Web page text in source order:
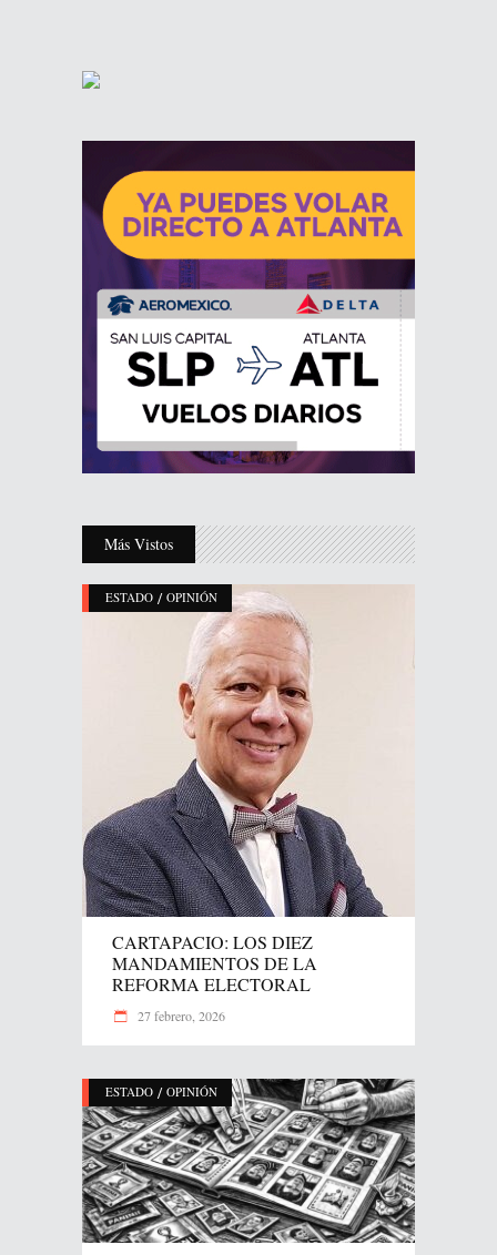
Más Vistos
ESTADO / OPINIÓN
CARTAPACIO: LOS DIEZ
MANDAMIENTOS DE LA
REFORMA ELECTORAL
27 febrero, 2026
ESTADO / OPINIÓN